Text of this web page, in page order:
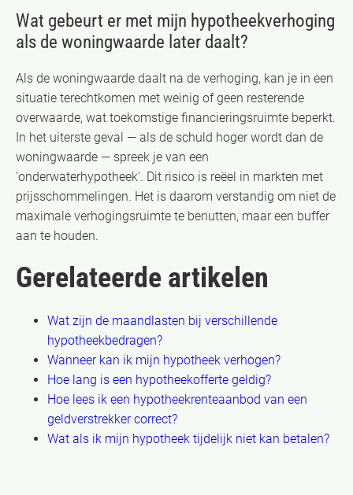
Wat gebeurt er met mijn hypotheekverhoging
als de woningwaarde later daalt?
Als de woningwaarde daalt na de verhoging, kan je in een
situatie terechtkomen met weinig of geen resterende
overwaarde, wat toekomstige financieringsruimte beperkt.
In het uiterste geval — als de schuld hoger wordt dan de
woningwaarde — spreek je van een
'onderwaterhypotheek'. Dit risico is reëel in markten met
prijsschommelingen. Het is daarom verstandig om niet de
maximale verhogingsruimte te benutten, maar een buffer
aan te houden.
Gerelateerde artikelen
Wat zijn de maandlasten bij verschillende
hypotheekbedragen?
Wanneer kan ik mijn hypotheek verhogen?
Hoe lang is een hypotheekofferte geldig?
Hoe lees ik een hypotheekrenteaanbod van een
geldverstrekker correct?
Wat als ik mijn hypotheek tijdelijk niet kan betalen?